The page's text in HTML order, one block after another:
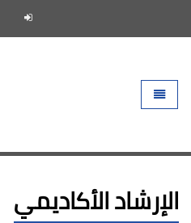
Toggle
الإرشاد الأكاديمي